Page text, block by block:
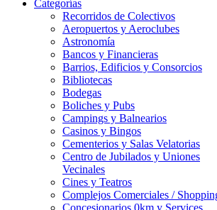
Categorías
Recorridos de Colectivos
Aeropuertos y Aeroclubes
Astronomía
Bancos y Financieras
Barrios, Edificios y Consorcios
Bibliotecas
Bodegas
Boliches y Pubs
Campings y Balnearios
Casinos y Bingos
Cementerios y Salas Velatorias
Centro de Jubilados y Uniones
Vecinales
Cines y Teatros
Complejos Comerciales /
Concesionarios 0km y Services